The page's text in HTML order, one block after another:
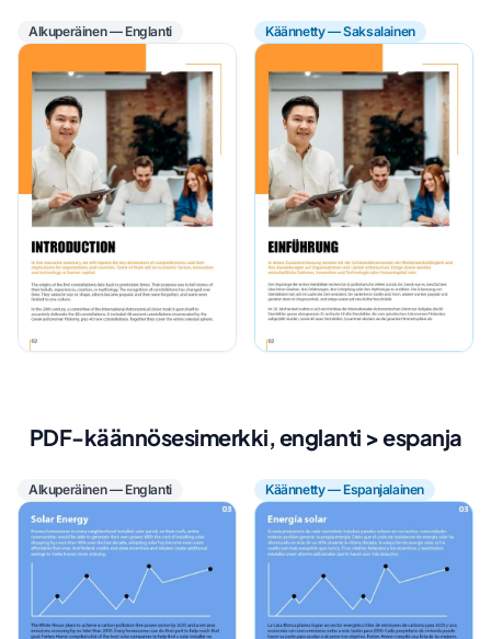
Alkuperäinen — Englanti Käännetty — Saksalainen
PDF-käännösesimerkki, englanti > espanja
Alkuperäinen — Englanti Käännetty — Espanjalainen